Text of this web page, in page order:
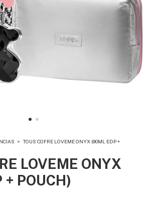
> TOUS COFRE LOVEME ONYX (90ML EDP +
LOVEME ONYX
POUCH)